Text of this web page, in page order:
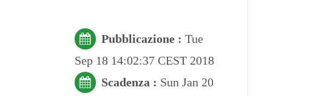
Pubblicazione :Tue
Sep 18 14:02:37 CEST 2018
Scadenza : Sun Jan 20